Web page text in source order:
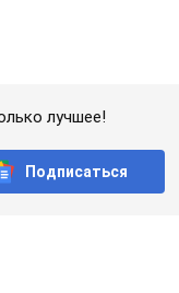
лучшее!
Подписаться